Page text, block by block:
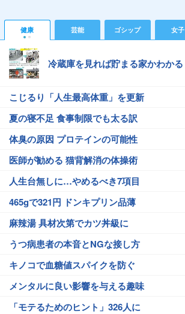
健康 芸能 ゴシップ 女子
冷蔵庫を見れば貯まる家かわかる
こじるり「人生最高体重」を更新
夏の寝不足 食事制限でも太る訳
体臭の原因 プロテインの可能性
医師が勧める 猫背解消の体操術
人生台無しに…やめるべき7項目
465gで321円 ドンキプリン品薄
麻辣湯 具材次第でカツ丼級に
うつ病患者の本音とNGな接し方
キノコで血糖値スパイクを防ぐ
メンタルに良い影響を与える趣味
「モテるためのヒント」326人に